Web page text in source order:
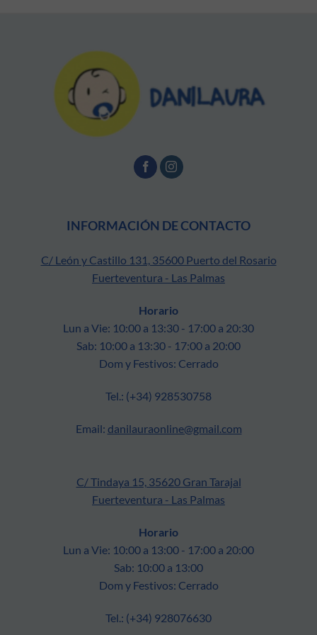
INFORMACIÓN DE CONTACTO
C/ León y Castillo 131, 35600 Puerto del Rosario
Fuerteventura - Las Palmas
Horario
Lun a Vie: 10:00 a 13:30 - 17:00 a 20:30
Sab: 10:00 a 13:30 - 17:00 a 20:00
Dom y Festivos: Cerrado
Tel.: (+34) 928530758
Email: danilauraonline@gmail.com
C/ Tindaya 15, 35620 Gran Tarajal
Fuerteventura - Las Palmas
Horario
Lun a Vie: 10:00 a 13:00 - 17:00 a 20:00
Sab: 10:00 a 13:00
Dom y Festivos: Cerrado
Tel.: (+34) 928076630